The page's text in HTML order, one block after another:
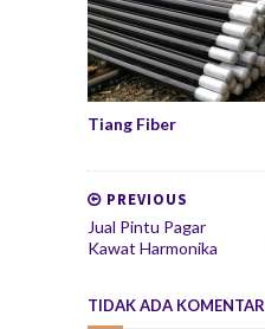
Tiang Fiber
PREVIOUS
Jual Pintu Pagar
Kawat Harmonika
TIDAK ADA KOMENTAR